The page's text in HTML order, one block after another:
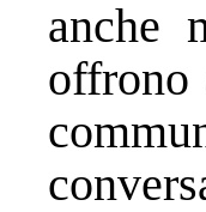
anche
offrono